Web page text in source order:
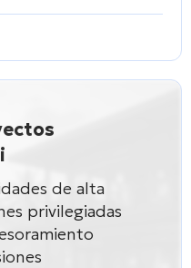
de alta
privilegiadas